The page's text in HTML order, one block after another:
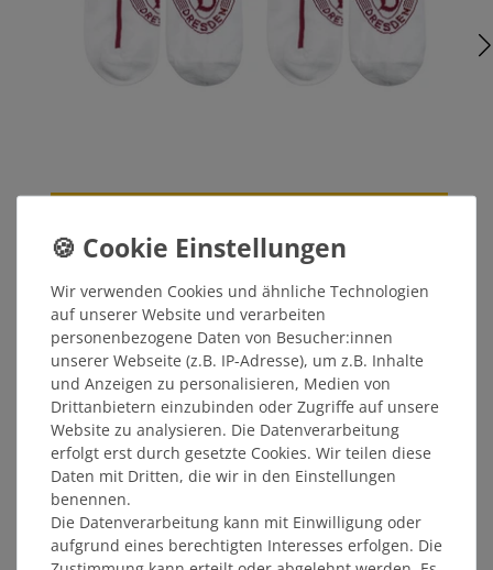
9,99 €
MITGLIEDERPREIS: 9,49 €
ÄHNLICHE ARTIKEL
Wir verwenden Cookies und ähnliche Technologien
auf unserer Website und verarbeiten
personenbezogene Daten von Besucher:innen
unserer Webseite (z.B. IP-Adresse), um z.B. Inhalte
und Anzeigen zu personalisieren, Medien von
Drittanbietern einzubinden oder Zugriffe auf unsere
Website zu analysieren. Die Datenverarbeitung
erfolgt erst durch gesetzte Cookies. Wir teilen diese
Daten mit Dritten, die wir in den Einstellungen
benennen.
Die Datenverarbeitung kann mit Einwilligung oder
aufgrund eines berechtigten Interesses erfolgen. Die